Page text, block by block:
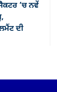
’ਚ ਨਵੇਂ
ਦੀ